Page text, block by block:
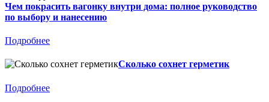
Чем покрасить вагонку внутри дома: полное руководство
по выбору и нанесению
Подробнее
Сколько сохнет герметик
Подробнее